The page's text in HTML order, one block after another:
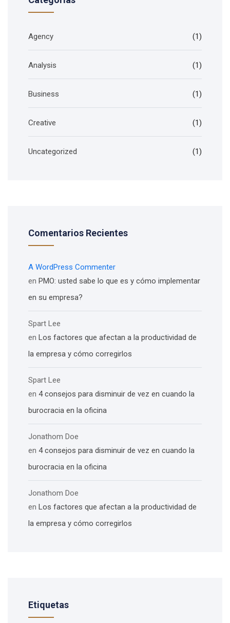
Agency (1)
Analysis (1)
Business (1)
Creative (1)
Uncategorized (1)
Comentarios Recientes
A WordPress Commenter
en PMO: usted sabe lo que es y cómo implementar
en su empresa?
Spart Lee
en Los factores que afectan a la productividad de
la empresa y cómo corregirlos
Spart Lee
en 4 consejos para disminuir de vez en cuando la
burocracia en la oficina
Jonathom Doe
en 4 consejos para disminuir de vez en cuando la
burocracia en la oficina
Jonathom Doe
en Los factores que afectan a la productividad de
la empresa y cómo corregirlos
Etiquetas